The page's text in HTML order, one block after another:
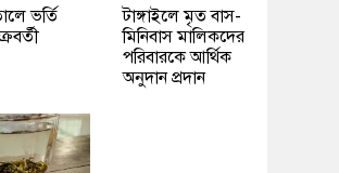
ভর্তি
টাঙ্গাইলে মৃত বাস-
মিনিবাস মালিকদের
পরিবারকে আর্থিক
অনুদান প্রদান